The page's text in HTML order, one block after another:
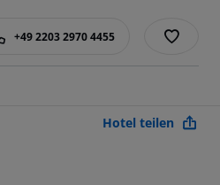
+49 2203 2970 4455
Hotel teilen